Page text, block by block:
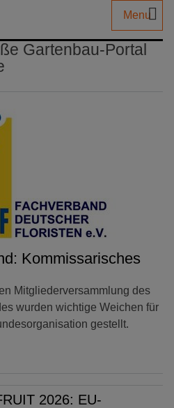
Menu
Gartenbau-Portal
Kommissarisches
Mitgliederversammlung des
wurden wichtige Weichen für
gestellt.
2026: EU-